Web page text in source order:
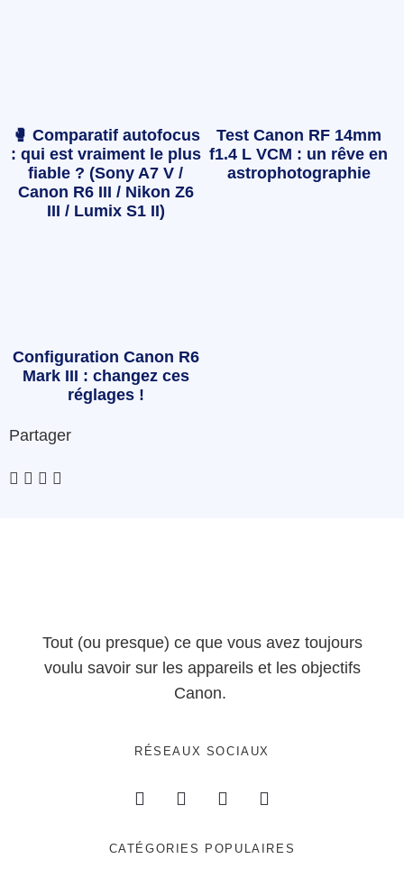
🥊 Comparatif autofocus
: qui est vraiment le plus
fiable ? (Sony A7 V /
Canon R6 III / Nikon Z6
III / Lumix S1 II)
Test Canon RF 14mm
f1.4 L VCM : un rêve en
astrophotographie
Configuration Canon R6
Mark III : changez ces
réglages !
Partager
Tout (ou presque) ce que vous avez toujours
voulu savoir sur les appareils et les objectifs
Canon.
RÉSEAUX SOCIAUX
CATÉGORIES POPULAIRES